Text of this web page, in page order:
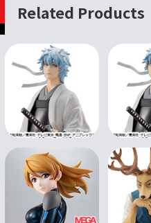
Related Products